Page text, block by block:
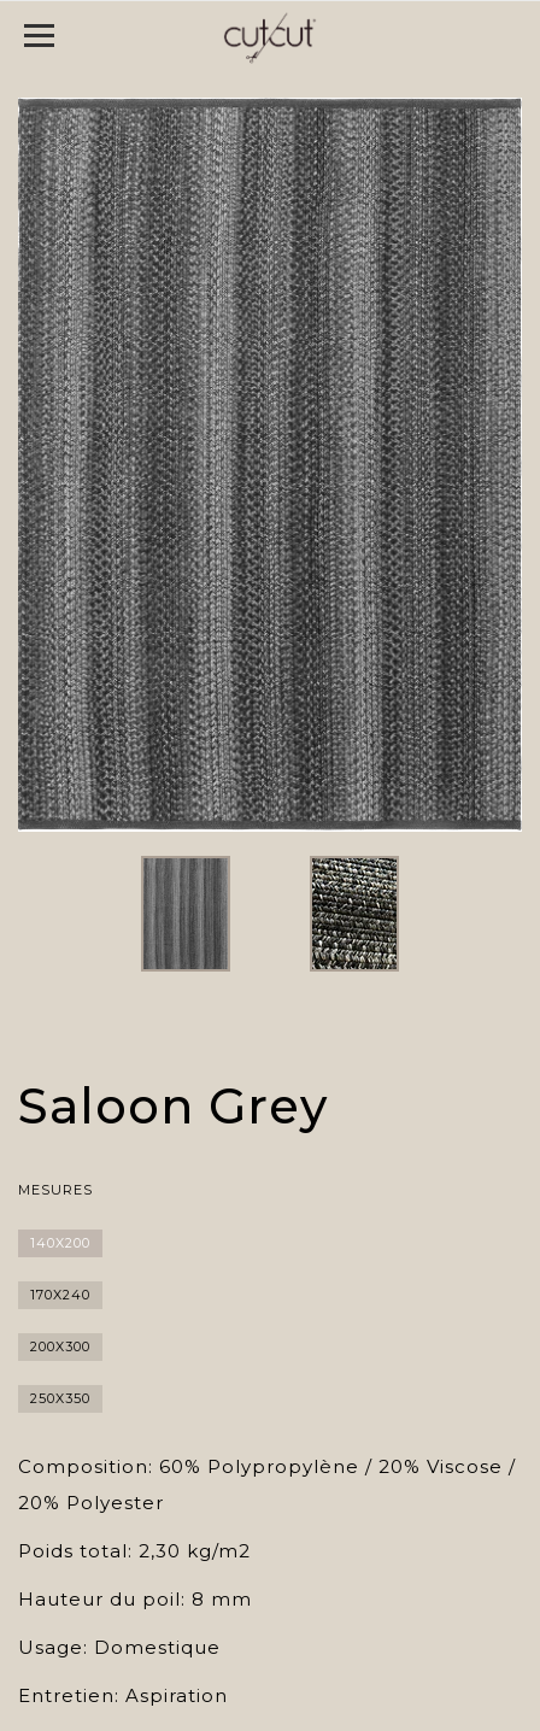
Saloon Grey
MESURES
140X200
170X240
200X300
250X350
Composition: 60% Polypropylène / 20% Viscose /
20% Polyester
Poids total: 2,30 kg/m2
Hauteur du poil: 8 mm
Usage: Domestique
Entretien: Aspiration